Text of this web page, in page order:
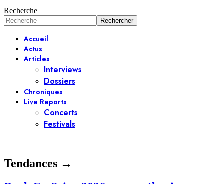
Recherche
Accueil
Actus
Articles
Interviews
Dossiers
Chroniques
Live Reports
Concerts
Festivals
Tendances →